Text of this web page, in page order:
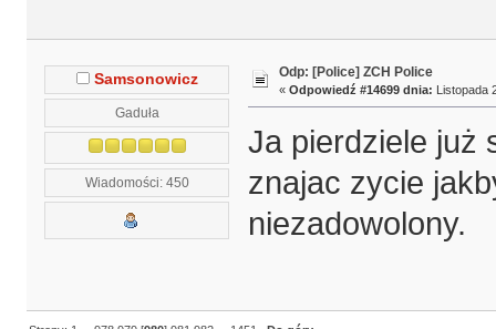
Samsonowicz
Gaduła
Wiadomości: 450
Odp: [Police] ZCH Police
« Odpowiedź #14699 dnia: Listopada
Ja pierdziele już
znajac zycie
niezadowolony.